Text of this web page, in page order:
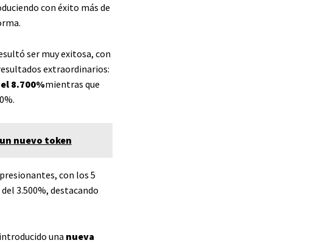
con éxito más de
ser muy exitosa, con
extraordinarios:
8.700%mientras que
nuevo token
con los 5
3.500%, destacando
una nueva